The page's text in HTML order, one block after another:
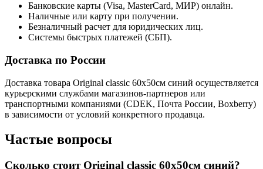
Банковские карты (Visa, MasterCard, МИР) онлайн.
Наличные или карту при получении.
Безналичный расчет для юридических лиц.
Системы быстрых платежей (СБП).
Доставка по России
Доставка товара Original classic 60x50см синий осуществляется
курьерскими службами магазинов-партнеров или
транспортными компаниями (CDEK, Почта России, Boxberry)
в зависимости от условий конкретного продавца.
Частые вопросы
Сколько стоит Original classic 60x50см синий?